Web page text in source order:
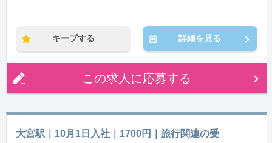
※残業：0〜10時間程度/月
キープする 詳細を見る
この求人に応募する
大宮駅｜10月1日入社｜1700円｜旅行関連の受